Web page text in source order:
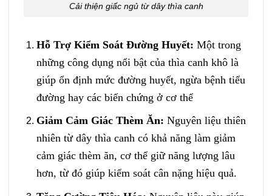
Cải thiện giấc ngủ từ dây thìa canh
Hỗ Trợ Kiểm Soát Đường Huyết: Một trong
những công dụng nổi bật của thìa canh khô là
giúp ổn định mức đường huyết, ngừa bệnh tiểu
đường hay các biến chứng ở cơ thể
Giảm Cảm Giác Thèm Ăn: Nguyên liệu thiên
nhiên từ dây thìa canh có khả năng làm giảm
cảm giác thèm ăn, cơ thể giữ năng lượng lâu
hơn, từ đó giúp kiểm soát cân nặng hiệu quả.